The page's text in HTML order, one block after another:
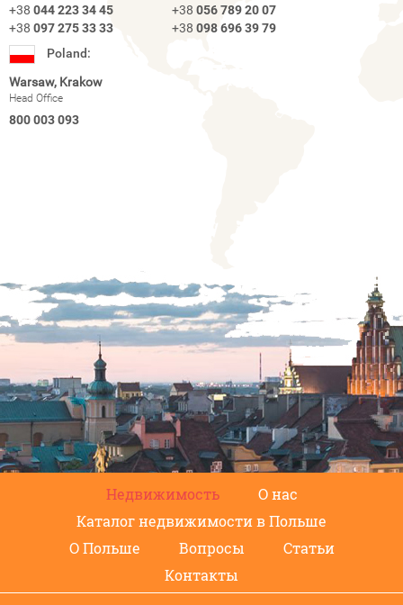
+38 044 223 34 45
+38 097 275 33 33
+38 056 789 20 07
+38 098 696 39 79
Poland:
Warsaw, Krakow
Head Office
800 003 093
Недвижимость
О нас
Каталог недвижимости в Польше
О Польше
Вопросы
Статьи
Контакты